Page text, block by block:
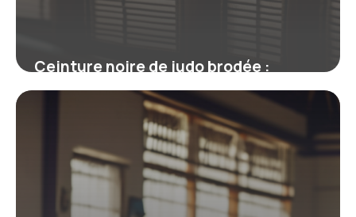
Ceinture noire de judo brodée :
symbole, personnalisation et
réglementation